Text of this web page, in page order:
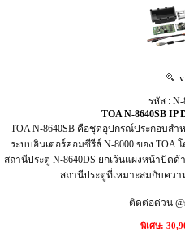
รหัส : N-
TOA N-8640SB IP
TOA N-8640SB คือชุดอุปกรณ์ประกอบส
ระบบอินเตอร์คอมซีรีส์ N-8000 ของ
สถานีประตู N-8640DS ยกเว้นแผงหน้าปัด
สถานีประตูที่เหมาะสมกับควา
ติดต่อด่วน
พิเศษ: